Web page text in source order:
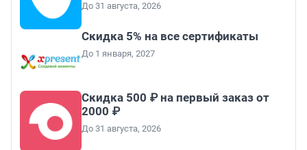
До 31 августа, 2026
Скидка 5% на все сертификаты
До 1 января, 2027
Скидка 500 ₽ на первый заказ от
2000 ₽
До 31 августа, 2026